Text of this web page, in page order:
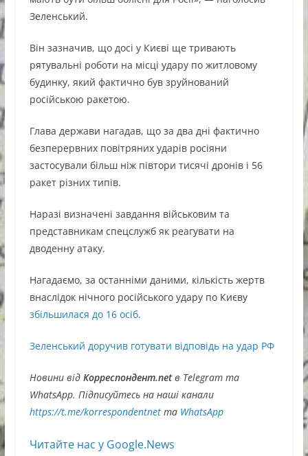
Зеленський.
Він зазначив, що досі у Києві ще тривають
рятувальні роботи на місці удару по житловому
будинку, який фактично був зруйнований
російською ракетою.
Глава держави нагадав, що за два дні фактично
безперервних повітряних ударів росіяни
застосували більш ніж півтори тисячі дронів і 56
ракет різних типів.
Наразі визначені завдання військовим та
представникам спецслужб як реагувати на
дводенну атаку.
Нагадаємо, за останніми даними, кількість жертв
внаслідок нічного російського удару по Києву
збільшилася до 16 осіб.
Зеленський доручив готувати відповідь на удар РФ
Новини відКорреспондент.netв Telegram та
WhatsApp. Підписуйтесь на наші канали
https://t.me/korrespondentnetта WhatsApp
Читайте нас у Google.News